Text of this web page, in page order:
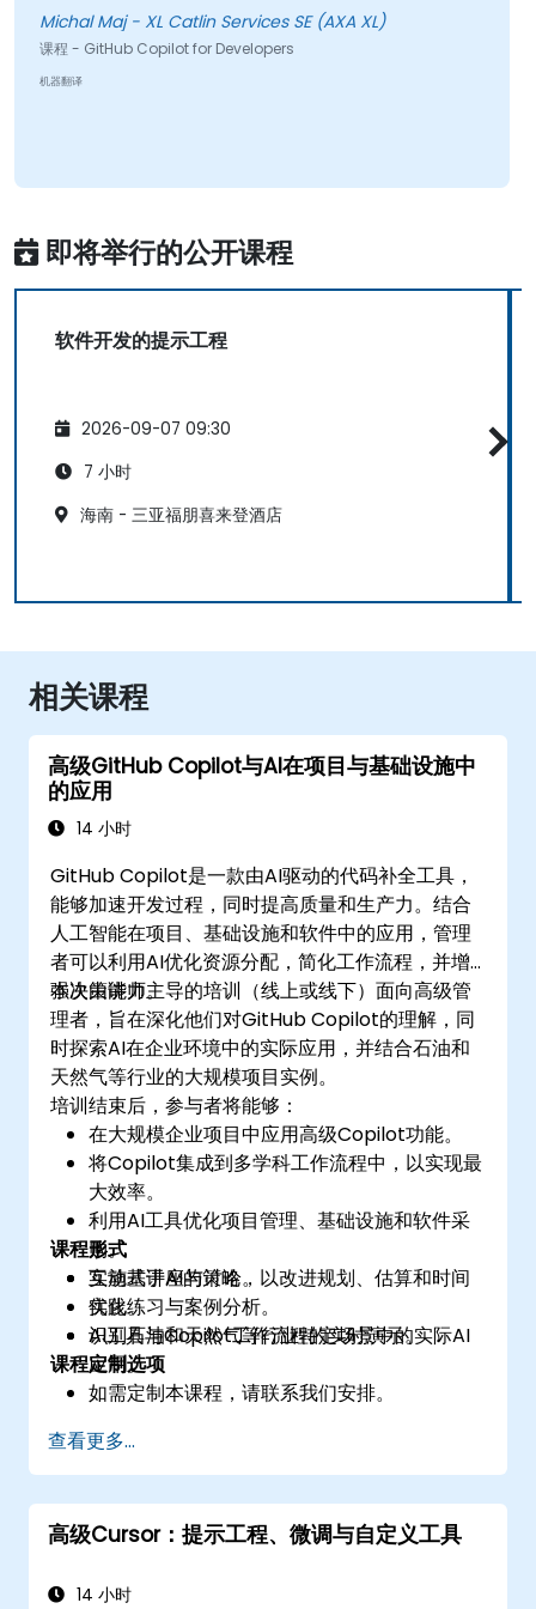
Michal Maj - XL Catlin Services SE (AXA XL)
课程 - GitHub Copilot for Developers
机器翻译
即将举行的公开课程
软件开发的提示工程
2026-09-07 09:30
7 小时
海南 - 三亚福朋喜来登酒店
相关课程
高级GitHub Copilot与AI在项目与基础设施中
的应用
14 小时
GitHub Copilot是一款由AI驱动的代码补全工具，
能够加速开发过程，同时提高质量和生产力。结合
人工智能在项目、基础设施和软件中的应用，管理
者可以利用AI优化资源分配，简化工作流程，并增
强决策能力。
本次由讲师主导的培训（线上或线下）面向高级管
理者，旨在深化他们对GitHub Copilot的理解，同
时探索AI在企业环境中的实际应用，并结合石油和
天然气等行业的大规模项目实例。
培训结束后，参与者将能够：
在大规模企业项目中应用高级Copilot功能。
将Copilot集成到多学科工作流程中，以实现最
大效率。
利用AI工具优化项目管理、基础设施和软件采
购。
实施基于AI的策略，以改进规划、估算和时间
优化。
识别石油和天然气等行业特定场景中的实际AI
应用。
课程形式
互动式讲座与讨论。
实践练习与案例分析。
AI工具与Copilot工作流程的实时演示。
课程定制选项
如需定制本课程，请联系我们安排。
查看更多...
高级Cursor：提示工程、微调与自定义工具
14 小时